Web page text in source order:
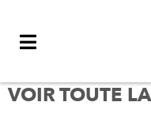
VOIR TOUTE